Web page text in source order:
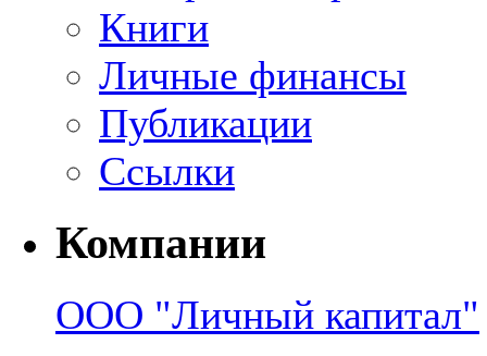
Книги
Личные финансы
Публикации
Ссылки
Компании
ООО "Личный капитал"